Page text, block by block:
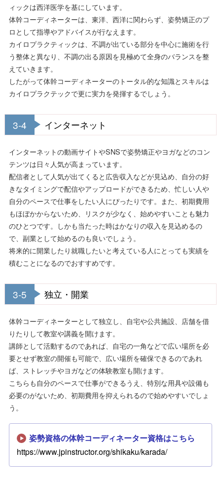
ィックは西洋医学を基にしています。
体幹コーディネーターは、東洋、西洋に関わらず、姿勢矯正のプ
ロとして指導やアドバイスが行なえます。
カイロプラクティックは、不調が出ている部分を中心に施術を行
う整体と異なり、不調の出る原因を見極めて全身のバランスを整
えていきます。
したがって体幹コーディネーターのトータル的な知識とスキルは
カイロプラクテックで更に実力を発揮するでしょう。
3-4 インターネット
インターネットの動画サイトやSNSで姿勢矯正やヨガなどのコン
テンツは日々人気が高まっています。
配信者として人気が出てくると広告収入などが見込め、自分の好
きなタイミングで配信やアップロードができるため、忙しい人や
自分のペースで仕事をしたい人にぴったりです。また、初期費用
もほぼかからないため、リスクが少なく、始めやすいことも魅力
のひとつです。しかも当たった時はかなりの収入を見込めるの
で、副業として始めるのも良いでしょう。
将来的に開業したり就職したいと考えている人にとっても実績を
積むことになるのでおすすめです。
3-5 独立・開業
体幹コーディネーターとして独立し、自宅や公共施設、店舗を借
りたりして教室や講義を開けます。
講師として活動するのであれば、自宅の一角などで広い場所を必
要とせず教室の開催も可能で、広い場所を確保できるのであれ
ば、ストレッチやヨガなどの体験教室も開けます。
こちらも自分のペースで仕事ができるうえ、特別な用具や設備も
必要のがないため、初期費用を抑えられるので始めやすいでしょ
う。
姿勢資格の体幹コーディネーター資格はこちら
https://www.jpinstructor.org/shikaku/karada/